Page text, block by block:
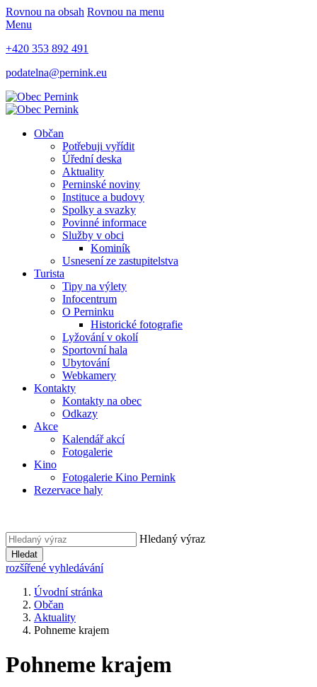
Rovnou na obsah Rovnou na menu
Menu
+420 353 892 491
podatelna@pernink.eu
Občan
Potřebuji vyřídit
Úřední deska
Aktuality
Perninské noviny
Instituce a budovy
Spolky a svazky
Povinné informace
Služby v obci
Kominík
Usnesení ze zastupitelstva
Turista
Tipy na výlety
Infocentrum
O Perninku
Historické fotografie
Lyžování v okolí
Sportovní hala
Ubytování
Webkamery
Kontakty
Kontakty na obec
Odkazy
Akce
Kalendář akcí
Fotogalerie
Kino
Fotogalerie Kino Pernink
Rezervace haly
Hledaný výraz
Hledat
rozšířené vyhledávání
Úvodní stránka
Občan
Aktuality
Pohneme krajem
Pohneme krajem